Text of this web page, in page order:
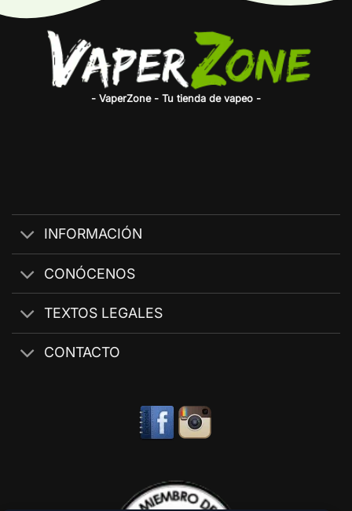
6,95€
- VaperZone - Tu tienda de vapeo -
INFORMACIÓN
CONÓCENOS
TEXTOS LEGALES
CONTACTO